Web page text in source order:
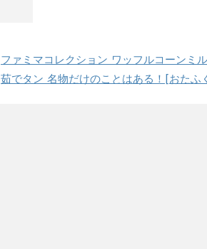
ファミマコレクション ワッフルコーンミ
茹でタン 名物だけのことはある！[おたふ